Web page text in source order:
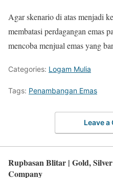
Agar skenario di atas menjadi
membatasi perdagangan emas
mencoba menjual emas yang
Categories: Logam Mulia
Tags: Penambangan Emas
Leave a
Rupbasan Blitar | Gold,
Company